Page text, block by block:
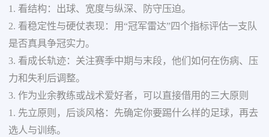
1. 看结构：出球、宽度与纵深、防守压迫。
2. 看稳定性与硬仗表现：用“冠军雷达”四个指标评估一支队
是否真具争冠实力。
3. 看成长轨迹：关注赛季中期与末段，他们如何在伤病、压
力和失利后调整。
3. 作为业余教练或战术爱好者，可以直接借用的三大原则
1. 先立原则，后谈风格：先确定你要踢什么样的足球，再去
选人与训练。